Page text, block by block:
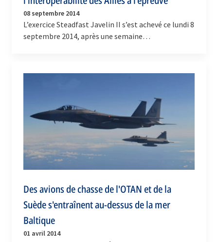
08 septembre 2014
L’exercice Steadfast Javelin II s’est achevé ce lundi 8
septembre 2014, après une semaine
Des avions de chasse de l'OTAN et de la
Suède s'entraînent au-dessus de la mer
Baltique
01 avril 2014